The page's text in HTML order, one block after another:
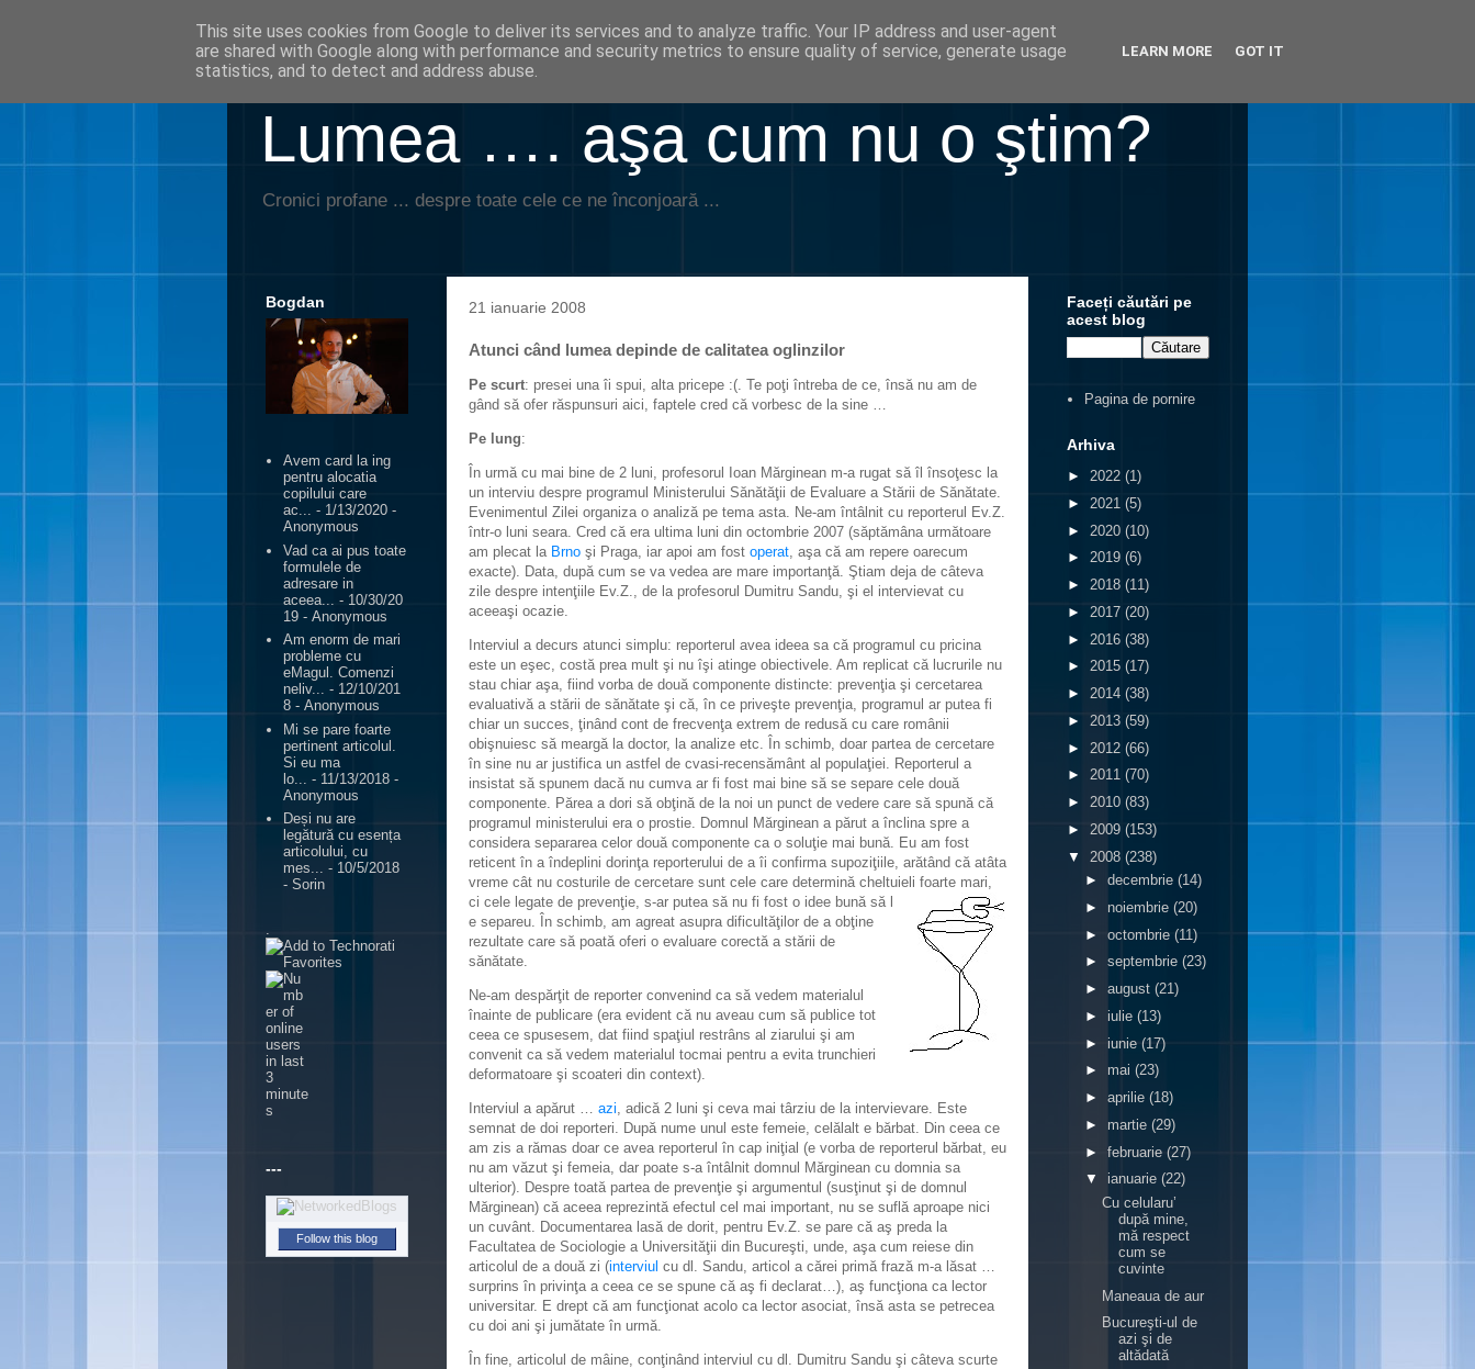
Lumea …. aşa cum nu o ştim?
Cronici profane ... despre toate cele ce ne înconjoară ...
21 ianuarie 2008
Atunci când lumea depinde de calitatea oglinzilor
Pe scurt: presei una îi spui, alta pricepe :(. Te poţi întreba de ce, însă nu am de
gând să ofer răspunsuri aici, faptele cred că vorbesc de la sine …
Pe lung:
În urmă cu mai bine de 2 luni, profesorul Ioan Mărginean m-a rugat să îl însoţesc la
un interviu despre programul Ministerului Sănătăţii de Evaluare a Stării de Sănătate.
Evenimentul Zilei organiza o analiză pe tema asta. Ne-am întâlnit cu reporterul Ev.Z.
într-o luni seara. Cred că era ultima luni din octombrie 2007 (săptămâna următoare
am plecat la Brno şi Praga, iar apoi am fost operat, aşa că am repere oarecum
exacte). Data, după cum se va vedea are mare importanţă. Ştiam deja de câteva
zile despre intenţiile Ev.Z., de la profesorul Dumitru Sandu, şi el intervievat cu
aceeaşi ocazie.
Interviul a decurs atunci simplu: reporterul avea ideea sa că programul cu pricina
este un eşec, costă prea mult şi nu îşi atinge obiectivele. Am replicat că lucrurile nu
stau chiar aşa, fiind vorba de două componente distincte: prevenţia şi cercetarea
evaluativă a stării de sănătate şi că, în ce priveşte prevenţia, programul ar putea fi
chiar un succes, ţinând cont de frecvenţa extrem de redusă cu care românii
obişnuiesc să meargă la doctor, la analize etc. În schimb, doar partea de cercetare
în sine nu ar justifica un astfel de cvasi-recensământ al populaţiei. Reporterul a
insistat să spunem dacă nu cumva ar fi fost mai bine să se separe cele două
componente. Părea a dori să obţină de la noi un punct de vedere care să spună că
programul ministerului era o prostie. Domnul Mărginean a părut a înclina spre a
considera separarea celor două componente ca o soluţie mai bună. Eu am fost
reticent în a îndeplini dorinţa reporterului de a îi confirma supoziţiile, arătând că atâta
vreme cât nu costurile de cercetare sunt cele care determină cheltuieli foarte mari,
ci cele legate de prevenţie, s-ar putea să nu fi fost o idee bună să l
e separeu. În schimb, am agreat asupra dificultăţilor de a obţine
rezultate care să poată oferi o evaluare corectă a stării de
sănătate.
Ne-am despărţit de reporter convenind ca să vedem materialul
înainte de publicare (era evident că nu aveau cum să publice tot
ceea ce spusesem, dat fiind spaţiul restrâns al ziarului şi am
convenit ca să vedem materialul tocmai pentru a evita trunchieri
deformatoare şi scoateri din context).
Interviul a apărut … azi, adică 2 luni şi ceva mai târziu de la intervievare. Este
semnat de doi reporteri. După nume unul este femeie, celălalt e bărbat. Din ceea ce
am zis a rămas doar ce avea reporterul în cap iniţial (e vorba de reporterul bărbat, eu
nu am văzut şi femeia, dar poate s-a întâlnit domnul Mărginean cu domnia sa
ulterior). Despre toată partea de prevenţie şi argumentul (susţinut şi de domnul
Mărginean) că aceea reprezintă efectul cel mai important, nu se suflă aproape nici
un cuvânt. Documentarea lasă de dorit, pentru Ev.Z. se pare că aş preda la
Facultatea de Sociologie a Universităţii din Bucureşti, unde, aşa cum reiese din
articolul de a două zi (interviul cu dl. Sandu, articol a cărei primă frază m-a lăsat …
surprins în privinţa a ceea ce se spune că aş fi declarat…), aş funcţiona ca lector
universitar. E drept că am funcţionat acolo ca lector asociat, însă asta se petrecea
cu doi ani şi jumătate în urmă.
În fine, articolul de mâine, conţinând interviul cu dl. Dumitru Sandu şi câteva scurte
Bogdan
Avem card la ing
pentru alocatia
copilului care
ac... - 1/13/2020 -
Anonymous
Vad ca ai pus toate
formulele de
adresare in
aceea...
- 10/30/20
19 - Anonymous
Am enorm de mari
probleme cu
eMagul. Comenzi
neliv... - 12/10/201
8 - Anonymous
Mi se pare foarte
pertinent articolul.
Si eu ma
lo...
- 11/13/2018 -
Anonymous
Deși nu are
legătură cu esența
articolului, cu
mes... - 10/5/2018
- Sorin
---
Follow this blog
Faceți căutări pe
acest blog
Pagina de pornire
Arhiva
► 2022 (1)
► 2021 (5)
► 2020 (10)
► 2019 (6)
► 2018 (11)
► 2017 (20)
► 2016 (38)
► 2015 (17)
► 2014 (38)
► 2013 (59)
► 2012 (66)
► 2011 (70)
► 2010 (83)
► 2009 (153)
▼ 2008 (238)
► decembrie (14)
► noiembrie (20)
► octombrie (11)
► septembrie (23)
► august (21)
► iulie (13)
► iunie (17)
► mai (23)
► aprilie (18)
► martie (29)
► februarie (27)
▼ ianuarie (22)
Cu celularu’
după mine,
mă respect
cum se
cuvinte
Maneaua de aur
Bucureşti-ul de
azi şi de
altădată
This site uses cookies from Google to deliver its services and to analyze traffic. Your IP address and user-agent
are shared with Google along with performance and security metrics to ensure quality of service, generate usage
statistics, and to detect and address abuse.
LEARN MORE GOT IT